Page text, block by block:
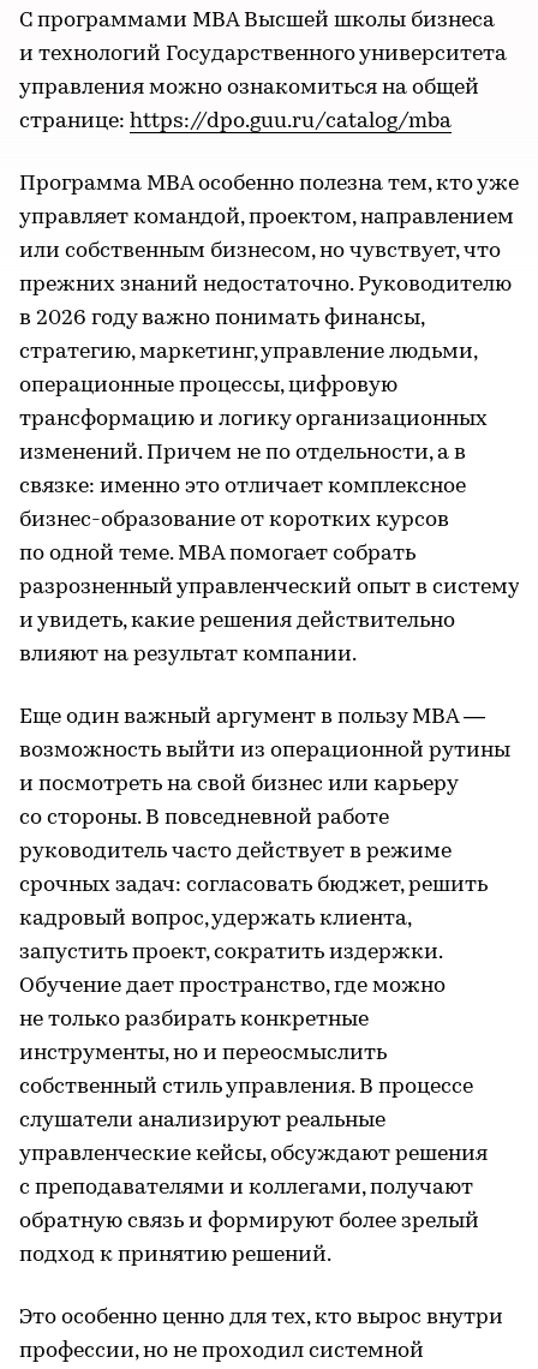
С программами MBA Высшей школы бизнеса
и технологий Государственного университета
управления можно ознакомиться на общей
странице: https://dpo.guu.ru/catalog/mba
Программа MBA особенно полезна тем, кто уже
управляет командой, проектом, направлением
или собственным бизнесом, но чувствует, что
прежних знаний недостаточно. Руководителю
в 2026 году важно понимать финансы,
стратегию, маркетинг, управление людьми,
операционные процессы, цифровую
трансформацию и логику организационных
изменений. Причем не по отдельности, а в
связке: именно это отличает комплексное
бизнес-образование от коротких курсов
по одной теме. MBA помогает собрать
разрозненный управленческий опыт в систему
и увидеть, какие решения действительно
влияют на результат компании.
Еще один важный аргумент в пользу MBA —
возможность выйти из операционной рутины
и посмотреть на свой бизнес или карьеру
со стороны. В повседневной работе
руководитель часто действует в режиме
срочных задач: согласовать бюджет, решить
кадровый вопрос, удержать клиента,
запустить проект, сократить издержки.
Обучение дает пространство, где можно
не только разбирать конкретные
инструменты, но и переосмыслить
собственный стиль управления. В процессе
слушатели анализируют реальные
управленческие кейсы, обсуждают решения
с преподавателями и коллегами, получают
обратную связь и формируют более зрелый
подход к принятию решений.
Это особенно ценно для тех, кто вырос внутри
профессии, но не проходил системной